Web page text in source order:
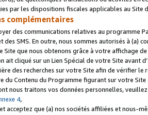
par les dispositions fiscales applicables au Site
complémentaires
des communications relatives au programme
des SMS. En outre, nous sommes autorisés à
que nous obtenons grâce à votre affichage
ait cliqué sur un Lien Spécial de votre Site avant
des recherches sur votre Site afin de vérifier
du Contenu du Programme figurant sur votre
nous traitons vos données personnelles,
4,
acceptez que (a) nos sociétés affiliées et nous-